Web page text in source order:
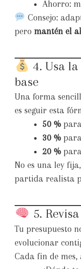
Ahorro:
Consejo:
pero mantén el
4. Usa
base
Una forma
es seguir esta
50 %
30 %
20 %
No es una ley
partida realista
5.
Tu presupuesto
evolucionar
Cada fin de mes,